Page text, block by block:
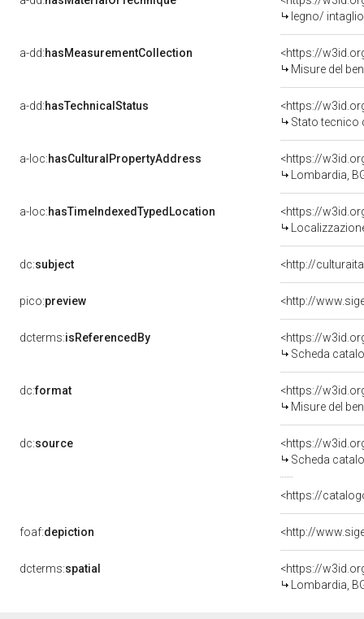
legno/
a-dd:hasMeasurementCollection
<https://
Misure del
a-dd:hasTechnicalStatus
<https://
Stato tecnico
a-loc:hasCulturalPropertyAddress
<https://
Lombardia,
a-loc:hasTimeIndexedTypedLocation
<https://
dc:subject <http://
pico:preview
dcterms:isReferencedBy
<https://
Scheda
dc:format
<https://
Misure del
dc:source
<https://
Scheda
<https://
foaf:depiction
dcterms:spatial
<https://
Lombardia,